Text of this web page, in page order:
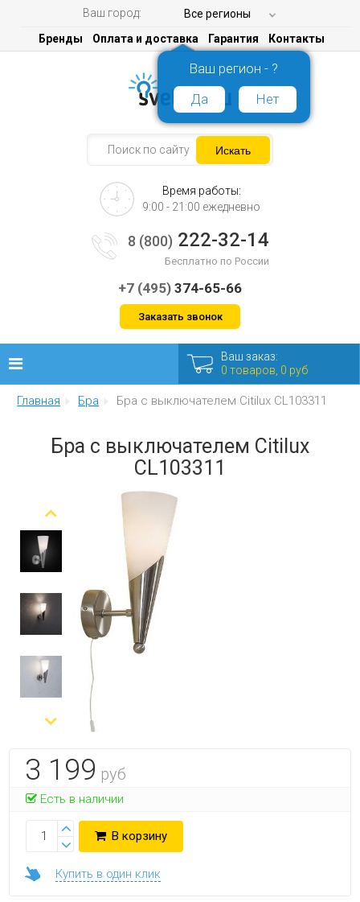
Ваш город: Все регионы
Ваш регион - ?
Да
Нет
Бренды Оплата и доставка Гарантия Контакты
Время работы:
9:00 - 21:00 ежедневно
8 (800) 222-32-14
Бесплатно по России
+7 (495) 374-65-66
Заказать звонок
Люстры
Бра
Распродажа
Еще
Мебель
Ваш заказ:
0 товаров, 0 руб
Главная Бра Бра с выключателем Citilux CL103311
Бра с выключателем Citilux
CL103311
3 199 руб
Есть в наличии
В корзину
Купить в один клик